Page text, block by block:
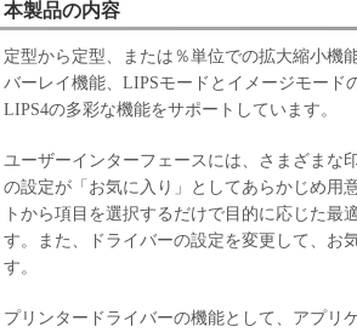
本製品の内容
定型から定型、または％単位での拡大縮小機
バーレイ機能、LIPSモードとイメージモード
LIPS4の多彩な機能をサポートしています。
ユーザーインターフェースには、さまざまな
の設定が「お気に入り」としてあらかじめ用
トから項目を選択するだけで目的に応じた最
す。また、ドライバーの設定を変更して、お
す。
プリンタードライバーの機能として、アプリ